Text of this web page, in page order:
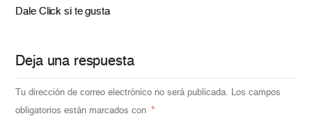
Dale Click si te gusta
Deja una respuesta
Tu dirección de correo electrónico no será publicada. Los campos
obligatorios están marcados con
*